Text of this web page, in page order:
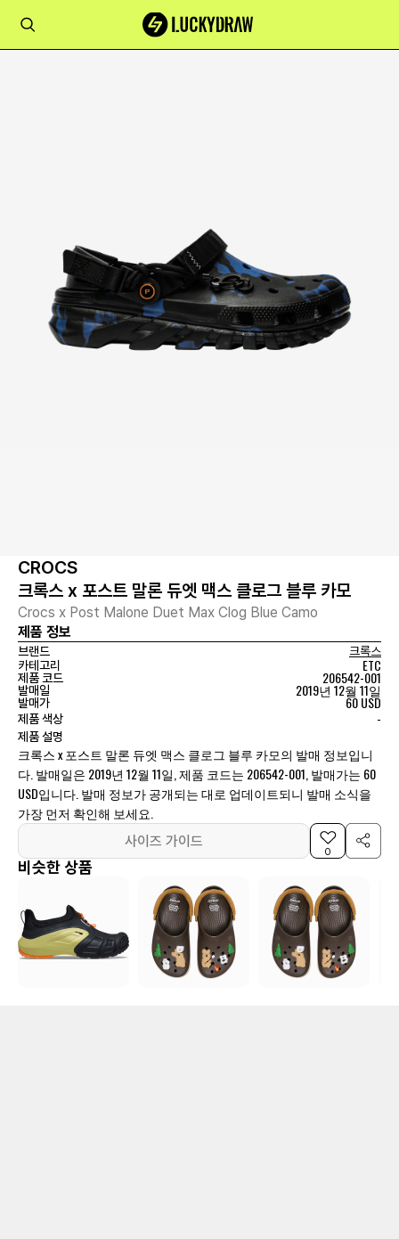
CROCS
크록스 x 포스트 말론 듀엣 맥스 클로그 블루 카모
Crocs x Post Malone Duet Max Clog Blue Camo
제품 정보
브랜드
크록스
카테고리
ETC
제품 코드 206542-001
발매일 2019년 12월 11일
발매가 60 USD
제품 색상 -
제품 설명
크록스 x 포스트 말론 듀엣 맥스 클로그 블루 카모의 발매 정보입니
다. 발매일은 2019년 12월 11일, 제품 코드는 206542-001, 발매가는 60
USD입니다. 발매 정보가 공개되는 대로 업데이트되니 발매 소식을
가장 먼저 확인해 보세요.
사이즈 가이드
0
비슷한 상품